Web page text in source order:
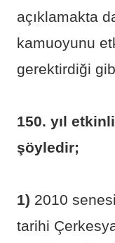
açıklamakta
kamuoyunu
gerektirdiği
150. yıl
şöyledir;
1) 2010
tarihi